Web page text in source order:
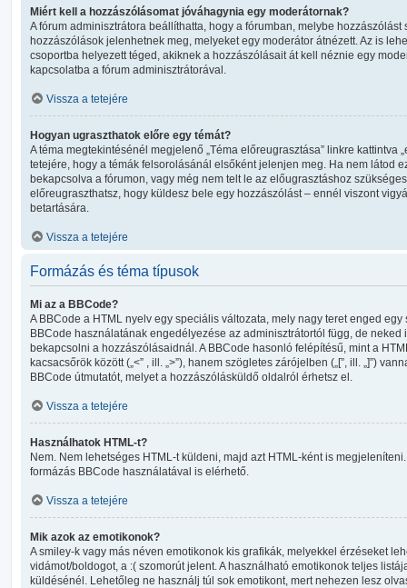
Miért kell a hozzászólásomat jóváhagynia egy moderátornak?
A fórum adminisztrátora beállíthatta, hogy a fórumban, melybe
hozzászólások jelenhetnek meg, melyeket egy moderátor átnézett. Az is
csoportba helyezett téged, akiknek a hozzászólásait át kell néznie egy
kapcsolatba a fórum adminisztrátorával.
Vissza a tetejére
Hogyan ugraszthatok előre egy témát?
A téma megtekintésénél megjelenő „Téma előreugrasztása” linkre kattintva
tetejére, hogy a témák felsorolásánál elsőként jelenjen meg. Ha nem látod
bekapcsolva a fórumon, vagy még nem telt le az előugrasztáshoz
előreugraszthatsz, hogy küldesz bele egy hozzászólást – ennél viszont
betartására.
Vissza a tetejére
Formázás és téma típusok
Mi az a BBCode?
A BBCode a HTML nyelv egy speciális változata, mely nagy teret enged
BBCode használatának engedélyezése az adminisztrátortól függ, de neked
bekapcsolni a hozzászólásaidnál. A BBCode hasonló felépítésű, mint a
kacsacsőrök között („<” , ill. „>”), hanem szögletes zárójelben („[”, ill. „]”)
BBCode útmutatót, melyet a hozzászólásküldő oldalról érhetsz el.
Vissza a tetejére
Használhatok HTML-t?
Nem. Nem lehetséges HTML-t küldeni, majd azt HTML-ként is
formázás BBCode használatával is elérhető.
Vissza a tetejére
Mik azok az emotikonok?
A smiley-k vagy más néven emotikonok kis grafikák, melyekkel érzéseket
vidámot/boldogot, a :( szomorút jelent. A használható emotikonok teljes
küldésénél. Lehetőleg ne használj túl sok emotikont, mert nehezen lesz